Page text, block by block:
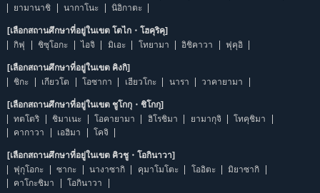
ยามานาชิ
นากาโนะ นิอิกาตะ
[เลือกสถานศึกษาที่อยู่ในเขต โตไก・โฮคุริคุ]
กิฟุ
ชิซุโอกะ ไอจิ มิเอะ โทยามา อิชิคาวา ฟุคุอิ
[เลือกสถานศึกษาที่อยู่ในเขต คิงกิ]
ชิกะ
เกียวโต โอซากา เฮียวโกะ นารา วาคายามา
[เลือกสถานศึกษาที่อยู่ในเขต ชูโกกุ・ชิโกกุ]
ทตโตริ
ชิมาเนะ โอคายามา ฮิโรชิมา ยามากุจิ
โทคุชิมา
คากาวา
เอฮิมา โคจิ
[เลือกสถานศึกษาที่อยู่ในเขต คิวชู・โอกินาวา]
ฟุกุโอกะ
ซากะ นางาซากิ คุมาโมโตะ โออิตะ
มิยาซากิ
คาโกะชิมา
โอกินาวา